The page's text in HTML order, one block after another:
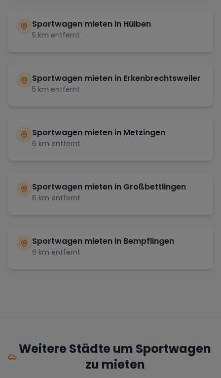
Sportwagen mieten in Hülben
5 km entfernt
Sportwagen mieten in Erkenbrechtsweiler
5 km entfernt
Sportwagen mieten in Metzingen
6 km entfernt
Sportwagen mieten in Großbettlingen
6 km entfernt
Sportwagen mieten in Bempflingen
6 km entfernt
Weitere Städte um Sportwagen
zu mieten